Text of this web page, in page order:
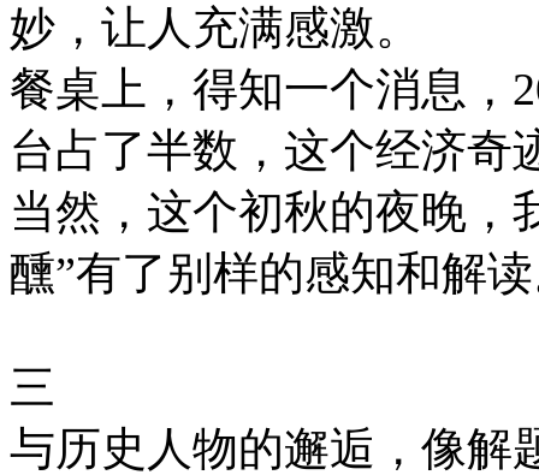
妙，让人充满感激。
餐桌上，得知一个消息，
台占了半数，这个经济奇
当然，这个初秋的夜晚，
醺”有了别样的感知和解
三
与历史人物的邂逅，像解